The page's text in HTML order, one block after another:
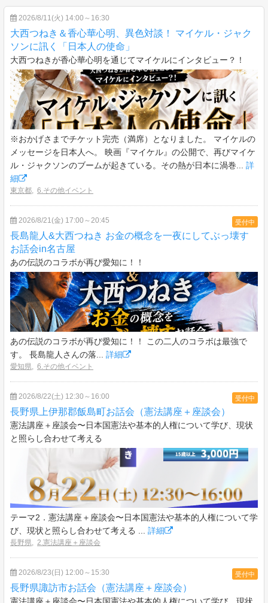
2026/8/11(火) 14:00～16:30
大西つねき＆香心華心明、異色対談！ マイケル・ジャク
ソンに訊く「日本人の使命」
大西つねきが香心華心明を通じてマイケルにインタビュー？！
※おかげさまでチケット完売（満席）となりました。 マイケルの
メッセージを日本人へ。 映画『マイケル』の公開で、再びマイケ
ル・ジャクソンのブームが起きている。その熱が日本に渦巻... 詳
細
東京都, 6.その他イベント
受付中
2026/8/21(金) 17:00～20:45
長島龍人&大西つねき お金の概念を一夜にしてぶっ壊す
お話会in名古屋
あの伝説のコラボが再び愛知に！！
あの伝説のコラボが再び愛知に！！ この二人のコラボは最強で
す。 長島龍人さんの落... 詳細
愛知県, 6.その他イベント
受付中
2026/8/22(土) 12:30～16:00
長野県上伊那郡飯島町お話会（憲法講座＋座談会）
憲法講座＋座談会〜日本国憲法や基本的人権について学び、現状
と照らし合わせて考える
テーマ2．憲法講座＋座談会〜日本国憲法や基本的人権について学
び、現状と照らし合わせて考える ... 詳細
長野県, 2.憲法講座＋座談会
受付中
2026/8/23(日) 12:00～15:30
長野県諏訪市お話会（憲法講座＋座談会）